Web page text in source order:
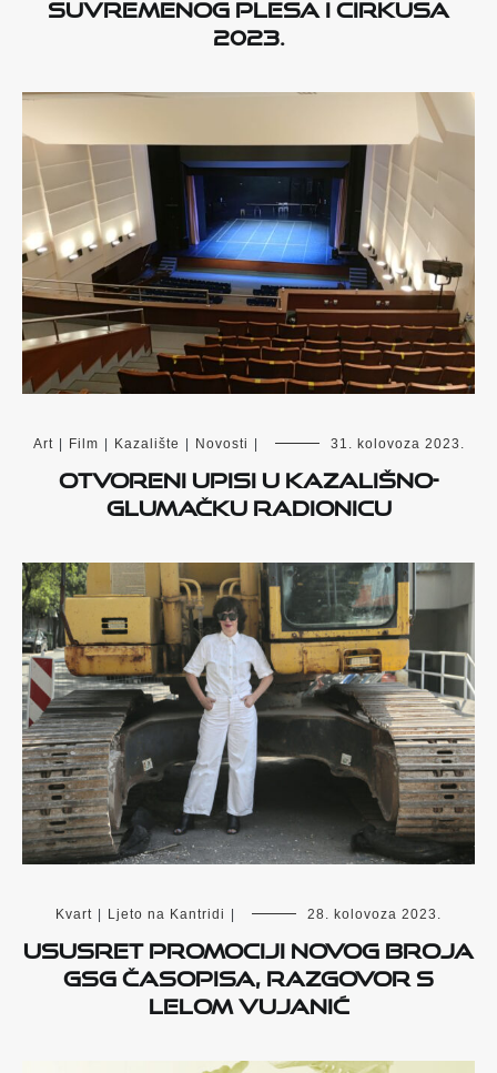
2023.
Art | Film | Kazalište | Novosti | 31. kolovoza 2023.
Otvoreni upisi u kazališno-
glumačku radionicu
Kvart | Ljeto na Kantridi | 28. kolovoza 2023.
Ususret promociji novog broja
GSG časopisa, razgovor s
Lelom Vujanić